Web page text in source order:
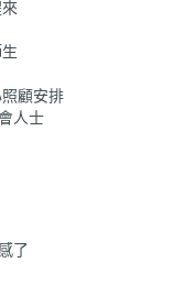
顧安排
人士
了